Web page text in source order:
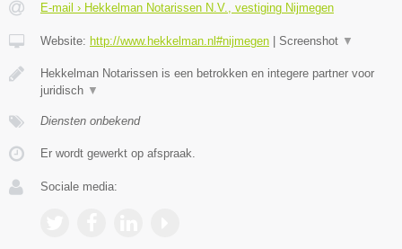
E-mail › Hekkelman Notarissen N.V., vestiging Nijmegen
Website: http://www.hekkelman.nl#nijmegen Screenshot ▼
Hekkelman Notarissen is een betrokken en integere partner voor
juridisch ▼
Diensten onbekend
Er wordt gewerkt op afspraak.
Sociale media: